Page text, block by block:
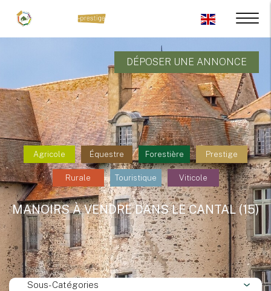
DÉPOSER UNE ANNONCE
Agricole Équestre Forestière Prestige
Rurale Touristique Viticole
MANOIRS À VENDRE DANS LE CANTAL (15)
Sous-Catégories